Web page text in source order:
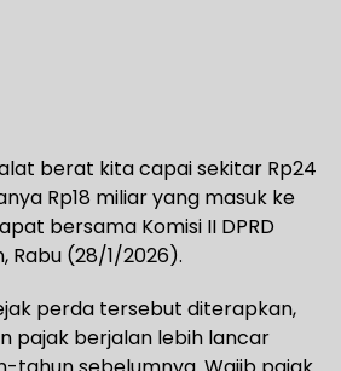
berat kita capai sekitar Rp24
Rp18 miliar yang masuk ke
bersama Komisi II DPRD
Rabu (28/1/2026).
perda tersebut diterapkan,
pajak berjalan lebih lancar